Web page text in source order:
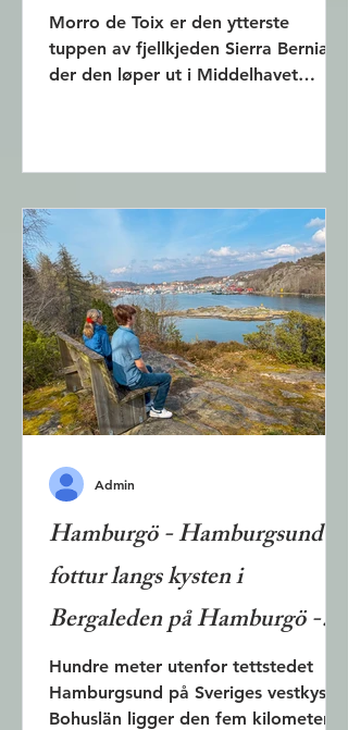
Morro de Toix er den ytterste
tuppen av fjellkjeden Sierra Bernia
der den løper ut i Middelhavet
Costa Blanca. Det tar bare 10
minutter å gå opp dit, og derfra går
det en fugletittingsrute på en 1,4 km
lang turvei opp til en mastestasjon.
Morro de Toix skiller området
Marina Alta fra Marina Baixa. På
den ene siden ligger Calpe, på den
andre ligger Altea. Fra Mirador de
Mor
Hamburgö - Hamburgsund -
fottur langs kysten i
Bergaleden på Hamburgö -
snorkling over fargerik
havbunn i Hamburgsunds
Hundre meter utenfor tettstedet
Hamburgsund på Sveriges vestkyst i
Bohuslän ligger den fem kilometer
Admin